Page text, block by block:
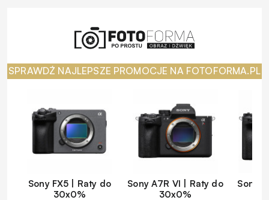
SPRAWDŹ NAJLEPSZE PROMOCJE NA FOTOFORMA.PL
Sony FX5 | Raty do
30x0%
Sony A7R VI | Raty do
30x0%
Sony